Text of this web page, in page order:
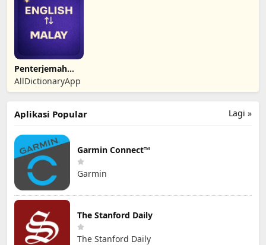
Penterjemah
Bahasa Melayu
AllDictionaryApp
Lagi »
Aplikasi Popular
Garmin Connect™
Garmin
The Stanford Daily
The Stanford Daily